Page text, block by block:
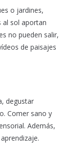
o jardines,
al sol aportan
no pueden salir,
de paisajes
degustar
Comer sano y
Además,